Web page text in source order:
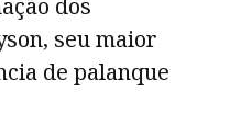
dos
seu maior
de palanque